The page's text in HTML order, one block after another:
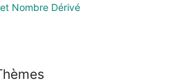
Nombre Dérivé